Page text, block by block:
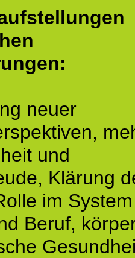
neuer
und
Klärung
im
Beruf,